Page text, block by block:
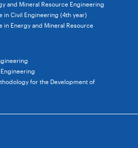
and Mineral Resource Engineering
in Civil Engineering (4th year)
in Energy and Mineral Resource
for the Development of